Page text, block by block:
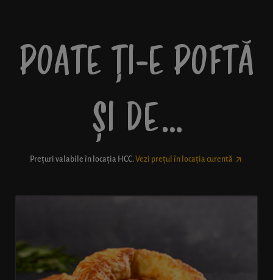
POATE ȚI-E POFTĂ
ȘI DE…
Prețuri valabile în locația HCC. Vezi prețul în locația curentă